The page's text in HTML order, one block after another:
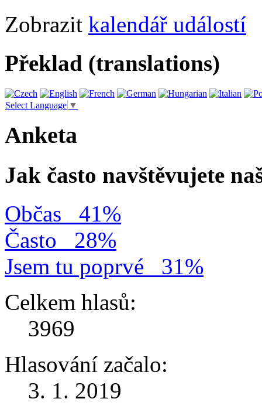
Zobrazit kalendář událostí
Překlad (translations)
Select Language ▼
Anketa
Jak často navštěvujete
Občas
41%
Často
28%
Jsem tu poprvé
31%
Celkem hlasů:
3969
Hlasování začalo:
3. 1. 2019